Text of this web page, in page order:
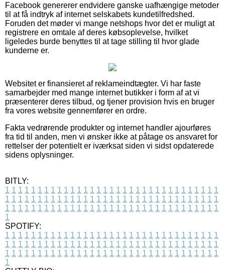
Facebook genererer endvidere ganske uafhængige metoder
til at få indtryk af internet selskabets kundetilfredshed.
Foruden det møder vi mange netshops hvor det er muligt at
registrere en omtale af deres købsoplevelse, hvilket
ligeledes burde benyttes til at tage stilling til hvor glade
kunderne er.
Websitet er finansieret af reklameindtægter. Vi har faste
samarbejder med mange internet butikker i form af at vi
præsenterer deres tilbud, og tjener provision hvis en bruger
fra vores website gennemfører en ordre.
Fakta vedrørende produkter og internet handler ajourføres
fra tid til anden, men vi ønsker ikke at påtage os ansvaret for
rettelser der potentielt er iværksat siden vi sidst opdaterede
sidens oplysninger.
BITLY:
1 1 1 1 1 1 1 1 1 1 1 1 1 1 1 1 1 1 1 1 1 1 1 1 1 1 1 1 1 1 1 1 1
1 1 1 1 1 1 1 1 1 1 1 1 1 1 1 1 1 1 1 1 1 1 1 1 1 1 1 1 1 1 1 1 1
1 1 1 1 1 1 1 1 1 1 1 1 1 1 1 1 1 1 1 1 1 1 1 1 1 1 1 1 1 1 1 1 1
1
SPOTIFY:
1 1 1 1 1 1 1 1 1 1 1 1 1 1 1 1 1 1 1 1 1 1 1 1 1 1 1 1 1 1 1 1 1
1 1 1 1 1 1 1 1 1 1 1 1 1 1 1 1 1 1 1 1 1 1 1 1 1 1 1 1 1 1 1 1 1
1 1 1 1 1 1 1 1 1 1 1 1 1 1 1 1 1 1 1 1 1 1 1 1 1 1 1 1 1 1 1 1 1
1